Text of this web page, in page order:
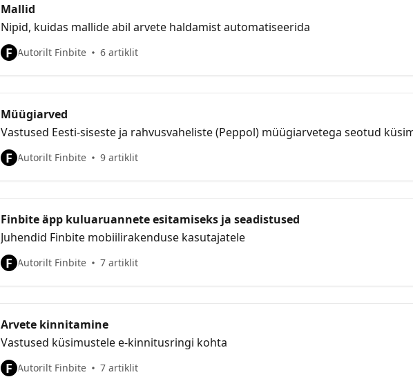
Mallid
Nipid, kuidas mallide abil arvete haldamist automatiseerida
F Autorilt Finbite 6 artiklit
Müügiarved
Vastused Eesti-siseste ja rahvusvaheliste (Peppol) müügiarvetega seotud
F Autorilt Finbite 9 artiklit
Finbite äpp kuluaruannete esitamiseks ja seadistused
Juhendid Finbite mobiilirakenduse kasutajatele
F Autorilt Finbite 7 artiklit
Arvete kinnitamine
Vastused küsimustele e-kinnitusringi kohta
F Autorilt Finbite 7 artiklit